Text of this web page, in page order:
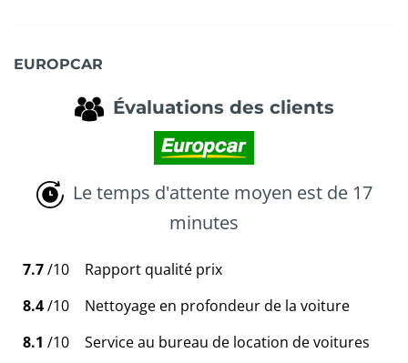
EUROPCAR
Évaluations des clients
Le temps d'attente moyen est de 17
minutes
7.7/10
Rapport qualité prix
8.4/10
Nettoyage en profondeur de la voiture
8.1 /10
Service au bureau de location de voitures